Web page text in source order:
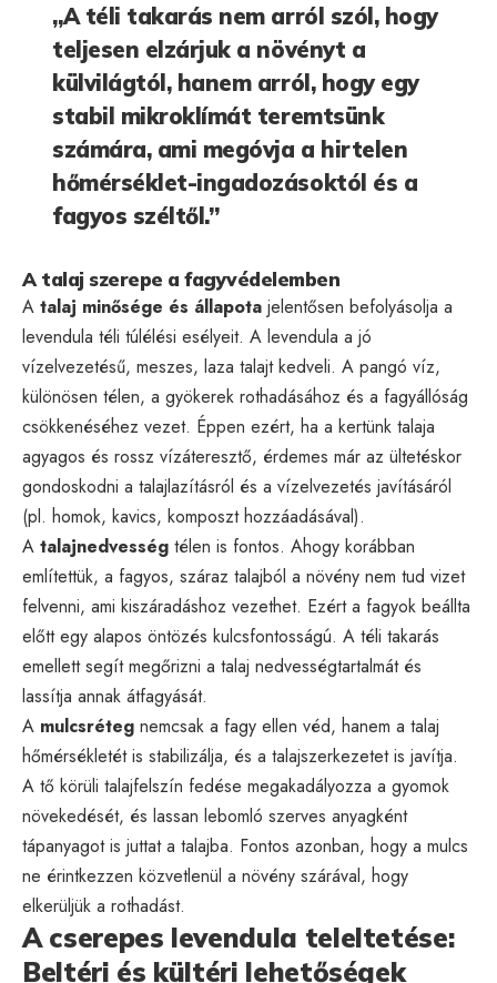
„A téli takarás nem arról szól, hogy
teljesen elzárjuk a növényt a
külvilágtól, hanem arról, hogy egy
stabil mikroklímát teremtsünk
számára, ami megóvja a hirtelen
hőmérséklet-ingadozásoktól és a
fagyos széltől.”
A talaj szerepe a fagyvédelemben
A talaj minősége és állapota jelentősen befolyásolja a
levendula téli túlélési esélyeit. A levendula a jó
vízelvezetésű, meszes, laza talajt kedveli. A pangó víz,
különösen télen, a gyökerek rothadásához és a fagyállóság
csökkenéséhez vezet. Éppen ezért, ha a kertünk talaja
agyagos és rossz vízáteresztő, érdemes már az ültetéskor
gondoskodni a talajlazításról és a vízelvezetés javításáról
(pl. homok, kavics, komposzt hozzáadásával).
A talajnedvesség télen is fontos. Ahogy korábban
említettük, a fagyos, száraz talajból a növény nem tud vizet
felvenni, ami kiszáradáshoz vezethet. Ezért a fagyok beállta
előtt egy alapos öntözés kulcsfontosságú. A téli takarás
emellett segít megőrizni a talaj nedvességtartalmát és
lassítja annak átfagyását.
A mulcsréteg nemcsak a fagy ellen véd, hanem a talaj
hőmérsékletét is stabilizálja, és a talajszerkezetet is javítja.
A tő körüli talajfelszín fedése megakadályozza a gyomok
növekedését, és lassan lebomló szerves anyagként
tápanyagot is juttat a talajba. Fontos azonban, hogy a mulcs
ne érintkezzen közvetlenül a növény szárával, hogy
elkerüljük a rothadást.
A cserepes levendula teleltetése:
Beltéri és kültéri lehetőségek